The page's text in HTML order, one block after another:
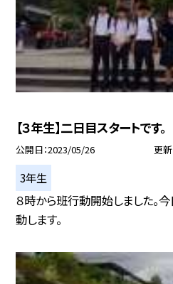
【３年生】二日目スタートです。
公開日 2023/05/26 更
3年生
８時から班行動開始しました。
動します。